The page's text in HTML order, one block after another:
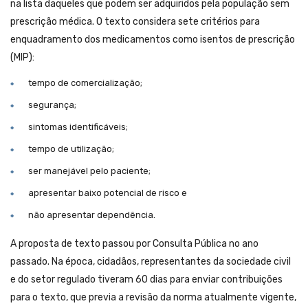
na lista daqueles que podem ser adquiridos pela população sem
prescrição médica. O texto considera sete critérios para
enquadramento dos medicamentos como isentos de prescrição
(MIP):
tempo de comercialização;
segurança;
sintomas identificáveis;
tempo de utilização;
ser manejável pelo paciente;
apresentar baixo potencial de risco e
não apresentar dependência.
A proposta de texto passou por Consulta Pública no ano
passado. Na época, cidadãos, representantes da sociedade civil
e do setor regulado tiveram 60 dias para enviar contribuições
para o texto, que previa a revisão da norma atualmente vigente,